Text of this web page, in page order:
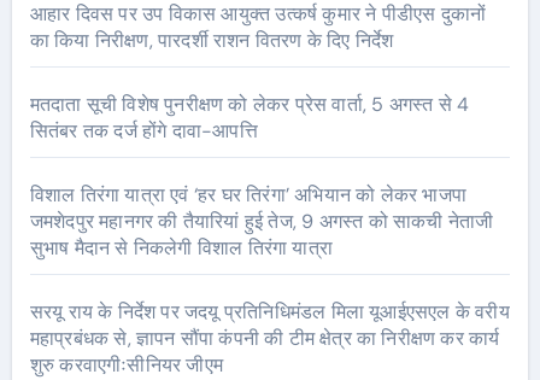
आहार दिवस पर उप विकास आयुक्त उत्कर्ष कुमार ने पीडीएस दुकानों
का किया निरीक्षण, पारदर्शी राशन वितरण के दिए निर्देश
मतदाता सूची विशेष पुनरीक्षण को लेकर प्रेस वार्ता, 5 अगस्त से 4
सितंबर तक दर्ज होंगे दावा-आपत्ति
विशाल तिरंगा यात्रा एवं ‘हर घर तिरंगा’ अभियान को लेकर भाजपा
जमशेदपुर महानगर की तैयारियां हुई तेज, 9 अगस्त को साकची नेताजी
सुभाष मैदान से निकलेगी विशाल तिरंगा यात्रा
सरयू राय के निर्देश पर जदयू प्रतिनिधिमंडल मिला यूआईएसएल के वरीय
महाप्रबंधक से, ज्ञापन सौंपा कंपनी की टीम क्षेत्र का निरीक्षण कर कार्य
शुरु करवाएगीःसीनियर जीएम